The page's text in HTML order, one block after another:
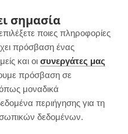
a
c
e
b
n
s
t
a
i
n
t
e
o
u
T
u
σημασία
ποιες πληροφορίες
πρόσβαση ένας
και οι συνεργάτες μας
πρόσβαση σε
μοναδικά
περιήγησης για τη
δεδομένων.